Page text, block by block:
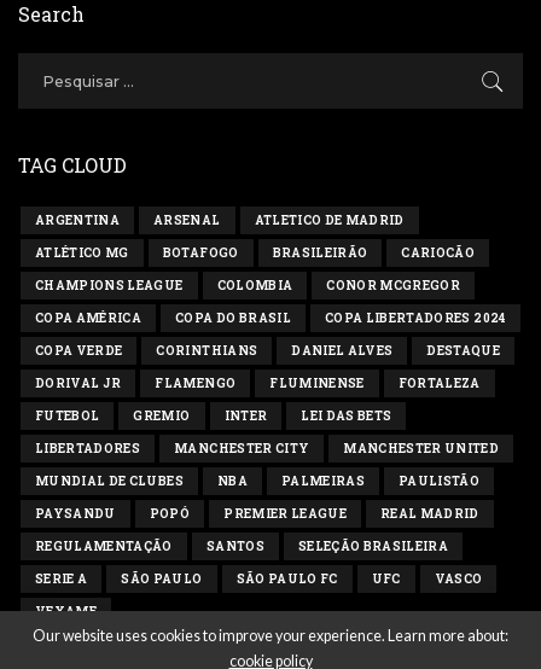
Search
TAG CLOUD
ARGENTINA ARSENAL ATLETICO DE MADRID
ATLÉTICO MG BOTAFOGO BRASILEIRÃO CARIOCÃO
CHAMPIONS LEAGUE COLOMBIA CONOR MCGREGOR
COPA AMÉRICA COPA DO BRASIL COPA LIBERTADORES 2024
COPA VERDE CORINTHIANS DANIEL ALVES DESTAQUE
DORIVAL JR FLAMENGO FLUMINENSE FORTALEZA
FUTEBOL GREMIO INTER LEI DAS BETS
LIBERTADORES MANCHESTER CITY MANCHESTER UNITED
MUNDIAL DE CLUBES NBA PALMEIRAS PAULISTÃO
PAYSANDU POPÓ PREMIER LEAGUE REAL MADRID
REGULAMENTAÇÃO SANTOS SELEÇÃO BRASILEIRA
SERIE A SÃO PAULO SÃO PAULO FC UFC VASCO
VEXAME
Our website uses cookies to improve your experience. Learn more about:
cookie policy